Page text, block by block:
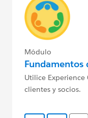
Módulo
Fundamentos
Utilice
clientes y socios.